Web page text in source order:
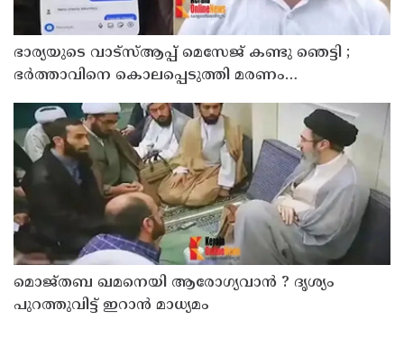
ഭാര്യയുടെ വാട്സ്ആപ്പ് മെസേജ് കണ്ടു ഞെട്ടി ;
ഭര്‍ത്താവിനെ കൊലപ്പെടുത്തി മരണം
റോഡപകടമാക്കി മാറ്റാന്‍ കാമുകനുമായി
പദ്ധതിയിട്ട യുവതിയും സുഹൃത്തും ഒളിവില്‍
മൊജ്തബ ഖമനെയി ആരോഗ്യവാന്‍ ? ദൃശ്യം
പുറത്തുവിട്ട് ഇറാന്‍ മാധ്യമം